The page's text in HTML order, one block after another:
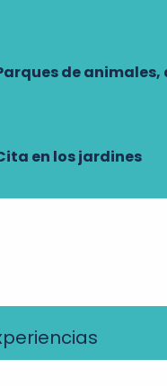
de
en los jardines
contenido?
sociales